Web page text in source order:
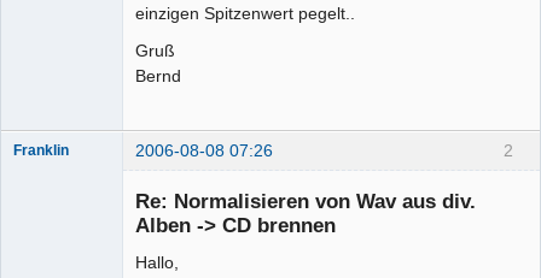
einzigen Spitzenwert pegelt..
Gruß
Bernd
2
Franklin 2006-08-08 07:26
Re: Normalisieren von Wav aus div.
Alben -> CD brennen
Hallo,